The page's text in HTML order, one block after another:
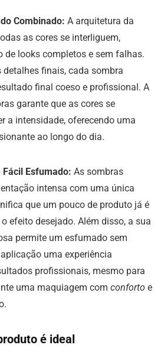
Combinado: A arquitetura da
as cores se interliguem,
looks completos e sem falhas.
detalhes finais, cada sombra
final coeso e profissional. A
garante que as cores se
a intensidade, oferecendo uma
ao longo do dia.
Esfumado: As sombras
intensa com uma única
que um pouco de produto já é
efeito desejado. Além disso, a sua
permite um esfumado sem
uma experiência
profissionais, mesmo para
uma maquiagem com conforto e
é ideal